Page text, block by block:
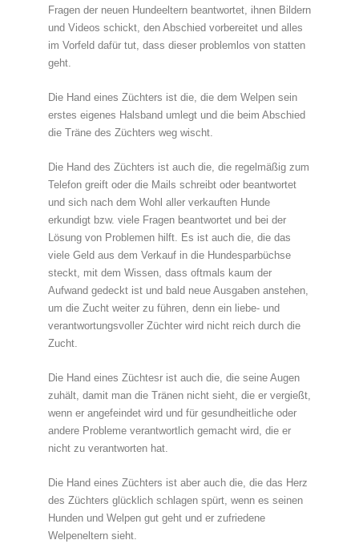
Fragen der neuen Hundeeltern beantwortet, ihnen Bildern
und Videos schickt, den Abschied vorbereitet und alles
im Vorfeld dafür tut, dass dieser problemlos von statten
geht.
Die Hand eines Züchters ist die, die dem Welpen sein
erstes eigenes Halsband umlegt und die beim Abschied
die Träne des Züchters weg wischt.
Die Hand des Züchters ist auch die, die regelmäßig zum
Telefon greift oder die Mails schreibt oder beantwortet
und sich nach dem Wohl aller verkauften Hunde
erkundigt bzw. viele Fragen beantwortet und bei der
Lösung von Problemen hilft. Es ist auch die, die das
viele Geld aus dem Verkauf in die Hundesparbüchse
steckt, mit dem Wissen, dass oftmals kaum der
Aufwand gedeckt ist und bald neue Ausgaben anstehen,
um die Zucht weiter zu führen, denn ein liebe- und
verantwortungsvoller Züchter wird nicht reich durch die
Zucht.
Die Hand eines Züchtesr ist auch die, die seine Augen
zuhält, damit man die Tränen nicht sieht, die er vergießt,
wenn er angefeindet wird und für gesundheitliche oder
andere Probleme verantwortlich gemacht wird, die er
nicht zu verantworten hat.
Die Hand eines Züchters ist aber auch die, die das Herz
des Züchters glücklich schlagen spürt, wenn es seinen
Hunden und Welpen gut geht und er zufriedene
Welpeneltern sieht.